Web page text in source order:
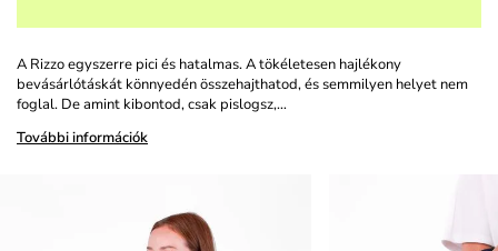
A Rizzo egyszerre pici és hatalmas. A tökéletesen hajlékony
bevásárlótáskát könnyedén összehajthatod, és semmilyen helyet nem
foglal. De amint kibontod, csak pislogsz,…
További információk